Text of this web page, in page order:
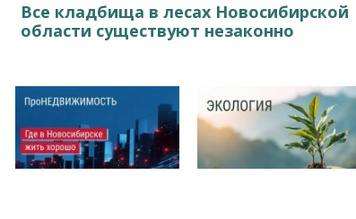
Все кладбища в лесах Новосибирской
области существуют незаконно